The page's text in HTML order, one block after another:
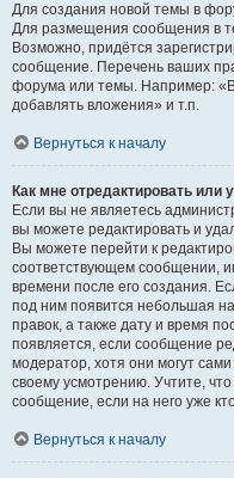
Для создания новой темы в
Для размещения сообщения в
Возможно, придётся
сообщение. Перечень ваших
форума или темы. Например:
добавлять вложения» и т.п.
Вернуться к началу
Как мне отредактировать или
Если вы не являетесь
вы можете редактировать и
Вы можете перейти к
соответствующем сообщении,
времени после его создания.
под ним появится небольшая
правок, а также дату и время
появляется, если сообщение
модератор, хотя они могут
своему усмотрению. Учтите,
сообщение, если на него уже
Вернуться к началу